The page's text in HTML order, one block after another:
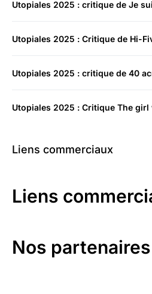
Utopiales 2025 : critique de Je
Utopiales 2025 : Critique de Hi-
Utopiales 2025 : critique de 40
Utopiales 2025 : Critique The
Liens commerciaux
Liens
Nos partenaires